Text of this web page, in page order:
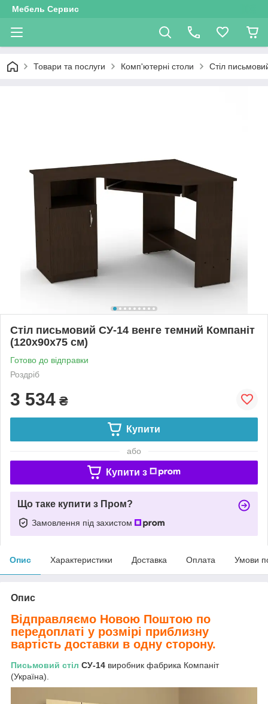
Мебель Сервис
Товари та послуги Комп'ютерні столи Стіл
Стіл письмовий СУ-14 венге темний Компаніт
(120х90х75 см)
Готово до відправки
Роздріб
3 534 ₴
Купити
або
Купити з
Що таке купити з Пром?
Замовлення під захистом
Опис Характеристики Доставка Оплата Умови
Опис
Відправляємо Новою Поштою по
передоплаті у розмірі приблизну
вартість доставки в одну сторону.
Письмовий стіл СУ-14 виробник фабрика Компаніт
(Україна).